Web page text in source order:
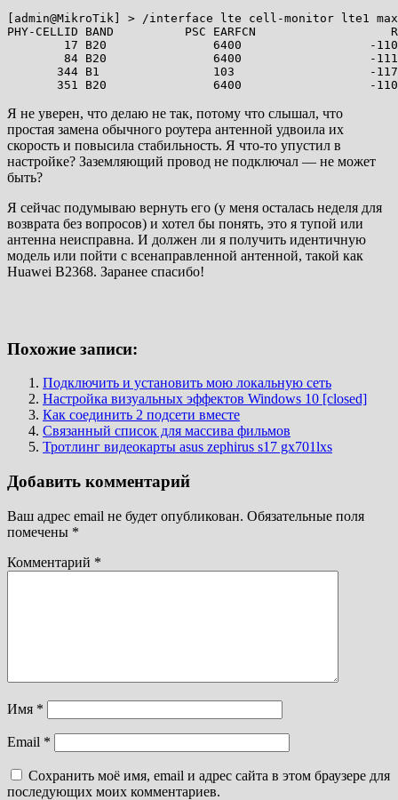
[admin@MikroTik] > /interface lte cell-monitor lte1
PHY-CELLID BAND          PSC EARFCN
17 B20               6400                  -
84 B20               6400                  -
344 B1                103                   -
Я не уверен, что делаю не так, потому что слышал, что
простая замена обычного роутера антенной удвоила их
скорость и повысила стабильность. Я что-то упустил в
настройке? Заземляющий провод не подключал — не может
быть?
Я сейчас подумываю вернуть его (у меня осталась неделя для
возврата без вопросов) и хотел бы понять, это я тупой или
антенна неисправна. И должен ли я получить идентичную
модель или пойти с всенаправленной антенной, такой как
Huawei B2368. Заранее спасибо!
Похожие записи:
Подключить и установить мою локальную сеть
Настройка визуальных эффектов Windows 10 [closed]
Как соединить 2 подсети вместе
Связанный список для массива фильмов
Тротлинг видеокарты asus zephirus s17 gx701lxs
Добавить комментарий
Ваш адрес email не будет опубликован. Обязательные поля
помечены *
Комментарий *
Имя *
Email *
Сохранить моё имя, email и адрес сайта в этом браузере для
последующих моих комментариев.